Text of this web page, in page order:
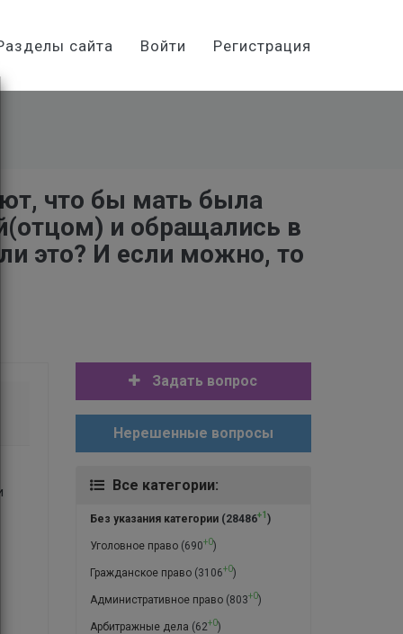
сайта Войти Регистрация
что бы мать была
и обращались в
это? И если можно, то
Задать вопрос
Нерешенные вопросы
Все категории:
Без указания категории(28486+1 )
Уголовное право(690+0)
Гражданское право(3106+0)
Административное право(803+0)
Арбитражные дела (62+0)